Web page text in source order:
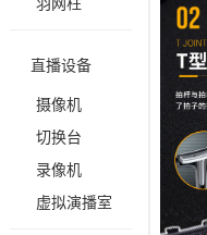
直播设备
摄像机
切换台
录像机
虚拟演播室